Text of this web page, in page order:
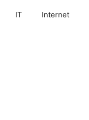
IT Internet